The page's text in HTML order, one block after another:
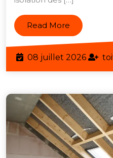
Read More Read
More
08 juillet 202608
juillet